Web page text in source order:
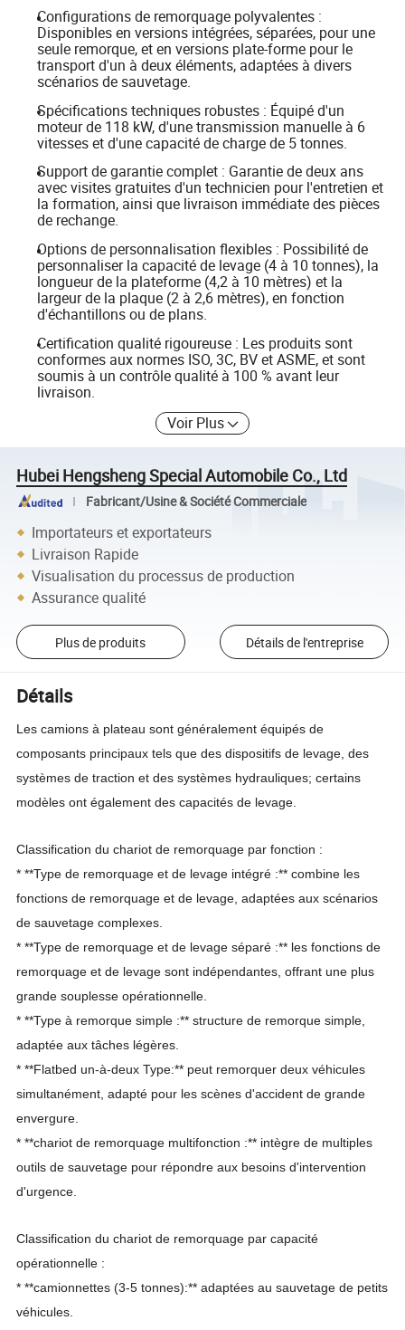
Configurations de remorquage polyvalentes :
Disponibles en versions intégrées, séparées, pour une
seule remorque, et en versions plate-forme pour le
transport d'un à deux éléments, adaptées à divers
scénarios de sauvetage.
Spécifications techniques robustes : Équipé d'un
moteur de 118 kW, d'une transmission manuelle à 6
vitesses et d'une capacité de charge de 5 tonnes.
Support de garantie complet : Garantie de deux ans
avec visites gratuites d'un technicien pour l'entretien et
la formation, ainsi que livraison immédiate des pièces
de rechange.
Options de personnalisation flexibles : Possibilité de
personnaliser la capacité de levage (4 à 10 tonnes), la
longueur de la plateforme (4,2 à 10 mètres) et la
largeur de la plaque (2 à 2,6 mètres), en fonction
d'échantillons ou de plans.
Certification qualité rigoureuse : Les produits sont
conformes aux normes ISO, 3C, BV et ASME, et sont
soumis à un contrôle qualité à 100 % avant leur
livraison.
Voir Plus
Hubei Hengsheng Special Automobile Co., Ltd
Fabricant/Usine & Société Commerciale
Importateurs et exportateurs
Livraison Rapide
Visualisation du processus de production
Assurance qualité
Plus de produits Détails de l'entreprise
Détails
Les camions à plateau sont généralement équipés de
composants principaux tels que des dispositifs de levage, des
systèmes de traction et des systèmes hydrauliques; certains
modèles ont également des capacités de levage.
Classification du chariot de remorquage par fonction :
* **Type de remorquage et de levage intégré :** combine les
fonctions de remorquage et de levage, adaptées aux scénarios
de sauvetage complexes.
* **Type de remorquage et de levage séparé :** les fonctions de
remorquage et de levage sont indépendantes, offrant une plus
grande souplesse opérationnelle.
* **Type à remorque simple :** structure de remorque simple,
adaptée aux tâches légères.
* **Flatbed un-à-deux Type:** peut remorquer deux véhicules
simultanément, adapté pour les scènes d'accident de grande
envergure.
* **chariot de remorquage multifonction :** intègre de multiples
outils de sauvetage pour répondre aux besoins d'intervention
d'urgence.
Classification du chariot de remorquage par capacité
opérationnelle :
* **camionnettes (3-5 tonnes):** adaptées au sauvetage de petits
véhicules.